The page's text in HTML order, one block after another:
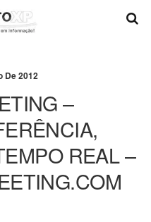
De 2012
–
REAL –